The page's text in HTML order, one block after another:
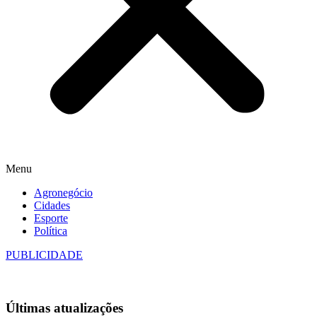
Menu
Agronegócio
Cidades
Esporte
Política
PUBLICIDADE
Últimas atualizações